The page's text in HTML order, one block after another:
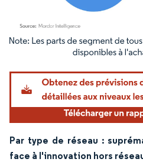
Image © Mordor Intelligence. La
Par type de réseau :
face à l'innovation hors